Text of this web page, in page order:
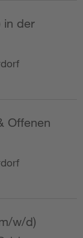
in der
Offenen
w/d)